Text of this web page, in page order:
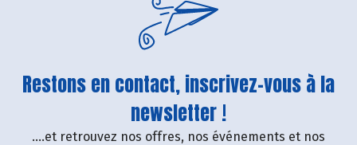
Restons en contact, inscrivez-vous à la
newsletter !
....et retrouvez nos offres, nos événements et nos